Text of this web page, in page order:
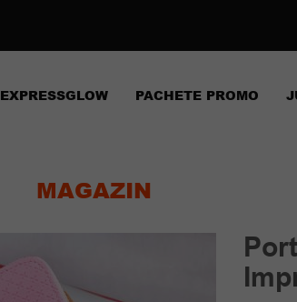
EXPRESSGLOW PACHETE PROMO
MAGAZIN